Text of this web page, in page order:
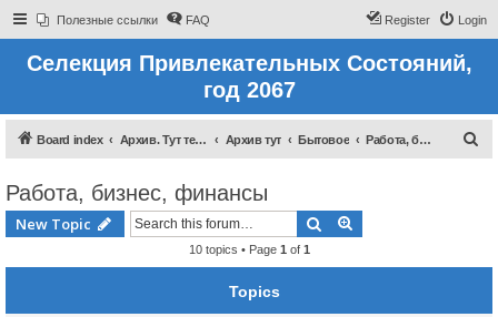
Полезные ссылки FAQ Login
Register
Селекция Привлекательных Состояний,
год 2067
Board index Архив. Тут темы которые были до 2022 года Архив тут Бытовое Работа, бизнес, финансы
h
Работа, бизнес, финансы
New Topic Search
10 topics • Page 1 of 1
Topics